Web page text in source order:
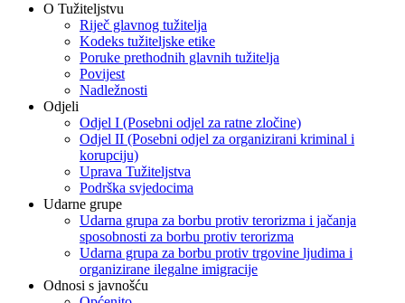
O Tužiteljstvu
Riječ glavnog tužitelja
Kodeks tužiteljske etike
Poruke prethodnih glavnih tužitelja
Povijest
Nadležnosti
Odjeli
Odjel I (Posebni odjel za ratne zločine)
Odjel II (Posebni odjel za organizirani kriminal i
korupciju)
Uprava Tužiteljstva
Podrška svjedocima
Udarne grupe
Udarna grupa za borbu protiv terorizma i jačanja
sposobnosti za borbu protiv terorizma
Udarna grupa za borbu protiv trgovine ljudima i
organizirane ilegalne imigracije
Odnosi s javnošću